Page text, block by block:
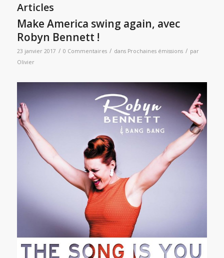
Articles
Make America swing again, avec
Robyn Bennett !
23 janvier 2017 / 0 Commentaires / dans Prochaines émissions / par
Olivier